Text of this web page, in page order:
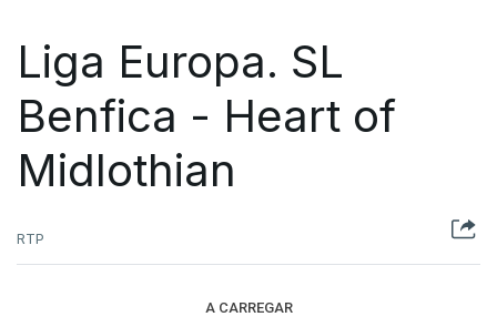
Liga Europa. SL
Benfica - Heart of
Midlothian
RTP
A CARREGAR